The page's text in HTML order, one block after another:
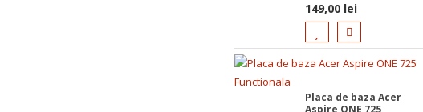
149,00 lei
Placa de baza Acer
Aspire ONE 725